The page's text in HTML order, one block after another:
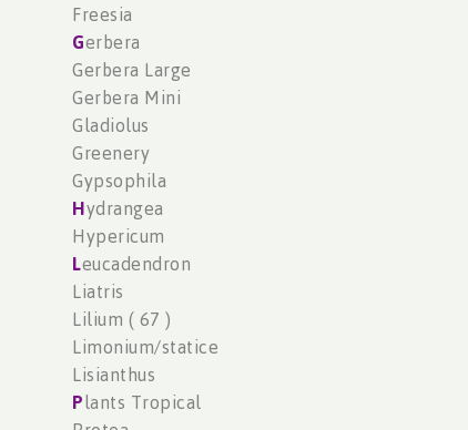
Freesia
Gerbera
Gerbera Large
Gerbera Mini
Gladiolus
Greenery
Gypsophila
Hydrangea
Hypericum
Leucadendron
Liatris
Lilium ( 67 )
Limonium/statice
Lisianthus
Plants Tropical